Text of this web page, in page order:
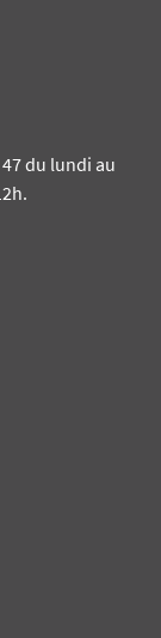
du lundi au